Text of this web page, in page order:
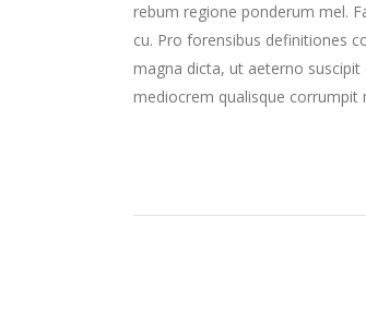
rebum regione ponderum mel.
cu. Pro forensibus definitiones
magna dicta, ut aeterno
mediocrem qualisque corrumpit